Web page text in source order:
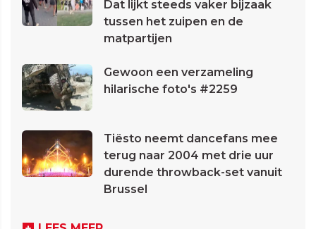
Dat lijkt steeds vaker bijzaak
tussen het zuipen en de
matpartijen
Gewoon een verzameling
hilarische foto's #2259
Tiësto neemt dancefans mee
terug naar 2004 met drie uur
durende throwback-set vanuit
Brussel